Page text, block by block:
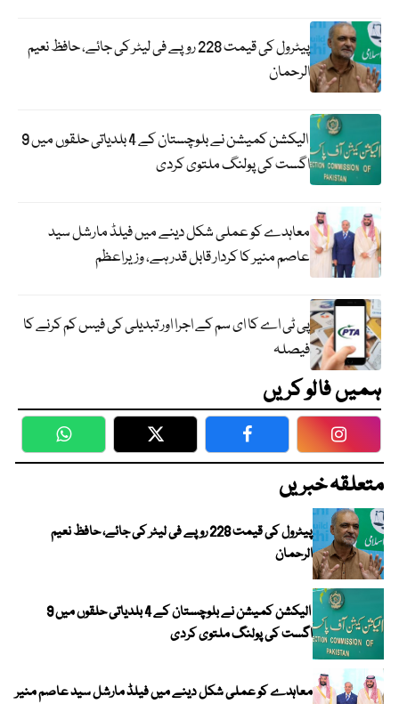
پیٹرول کی قیمت 228 روپے فی لیٹر کی جائے، حافظ نعیم
الرحمان
الیکشن کمیشن نے بلوچستان کے 4 بلدیاتی حلقوں میں 9
اگست کی پولنگ ملتوی کردی
معاہدے کو عملی شکل دینے میں فیلڈ مارشل سید
عاصم منیر کا کردار قابل قدر ہے، وزیراعظم
پی ٹی اے کا ای سم کے اجرا اور تبدیلی کی فیس کم کرنے کا
فیصلہ
ہمیں فالو کریں
WhatsApp Twitter Facebook
متعلقہ خبریں
پیٹرول کی قیمت 228 روپے فی لیٹر کی جائے، حافظ نعیم
الرحمان
الیکشن کمیشن نے بلوچستان کے 4 بلدیاتی حلقوں میں 9
اگست کی پولنگ ملتوی کردی
معاہدے کو عملی شکل دینے میں فیلڈ مارشل سید عاصم منیر